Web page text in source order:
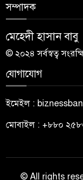
সম্পাদক
মেহেদী হাসান বাবু
© ২০২৪ সর্বস্বত্ব
যোগাযোগ
ইমেইল :
মোবাইল : +৮৮০
© All rights